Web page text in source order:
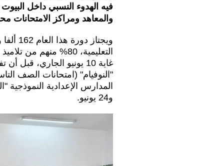
فيه الهدوء النسبي داخل
والمعاهد ومراكز الامتحانات
التعليمية، 80%
غاية 10 يونيو الجاري،
و24 يونيو.